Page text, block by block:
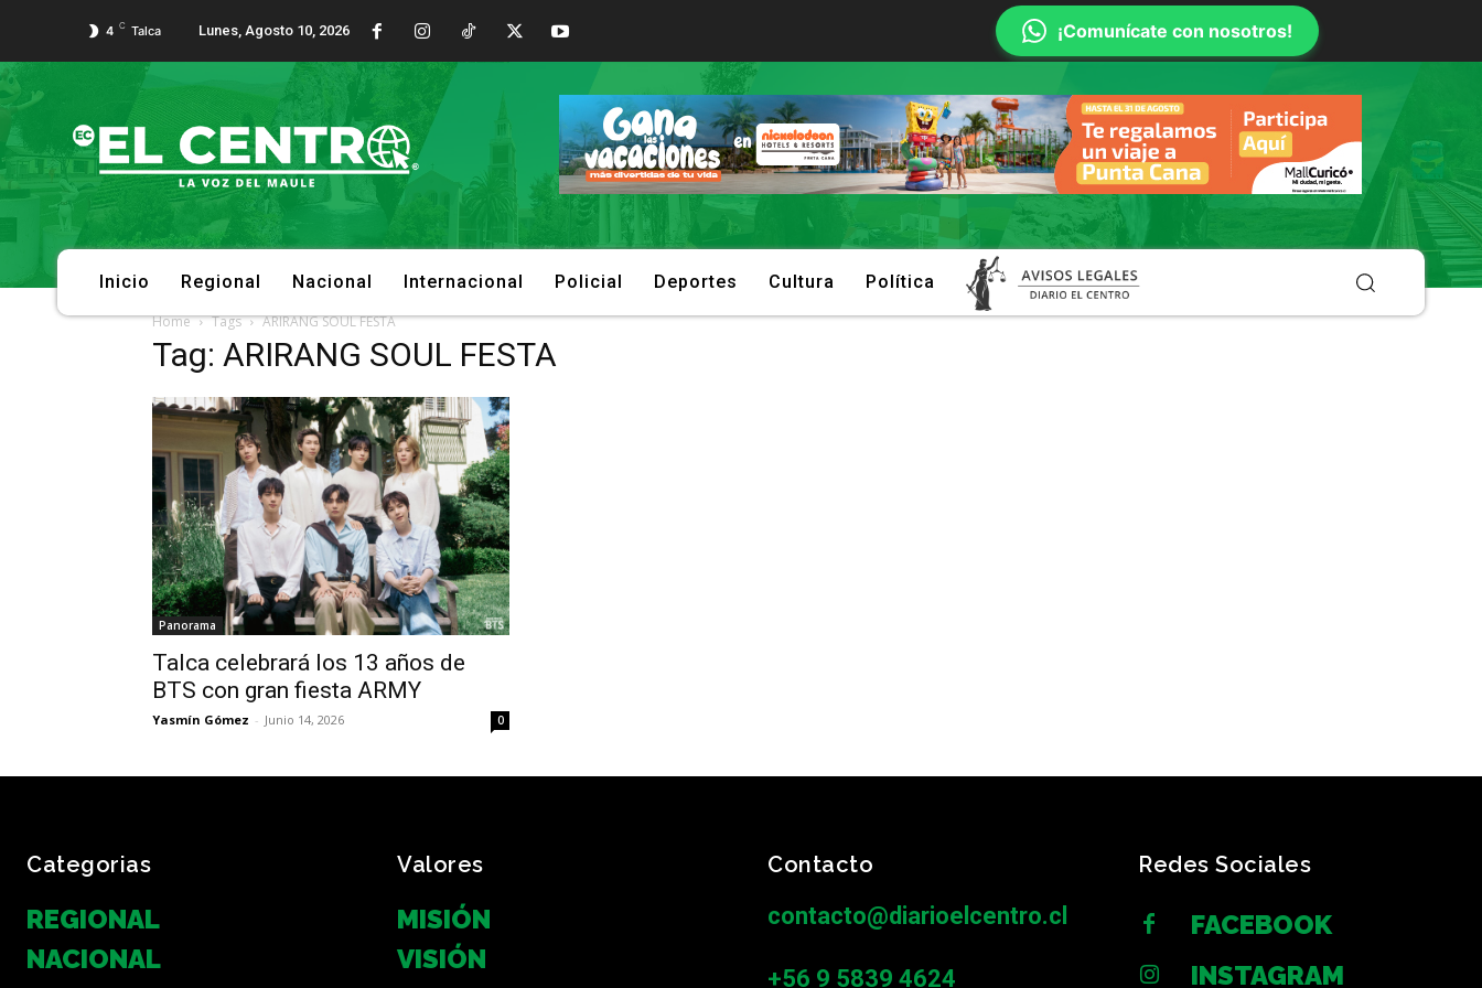
4 C Talca Lunes, Agosto 10, 2026 ¡Comunícate con nosotros!
Inicio Regional Nacional Internacional Policial Deportes Cultura Política
Home Tags ARIRANG SOUL FESTA
Tag: ARIRANG SOUL FESTA
Panorama
Talca celebrará los 13 años de
BTS con gran fiesta ARMY
Yasmín Gómez - Junio 14, 2026 0
Categorias
REGIONAL
NACIONAL
Valores
MISIÓN
VISIÓN
Contacto
contacto@diarioelcentro.cl
+56 9 5839 4624
Redes Sociales
FACEBOOK
INSTAGRAM